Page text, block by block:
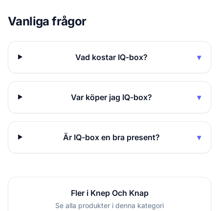
Vanliga frågor
Vad kostar IQ-box? ▾
Var köper jag IQ-box? ▾
Är IQ-box en bra present? ▾
Fler i Knep Och Knap
Se alla produkter i denna kategori